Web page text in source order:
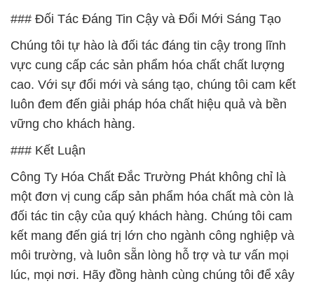
### Đối Tác Đáng Tin Cậy và Đổi Mới Sáng Tạo
Chúng tôi tự hào là đối tác đáng tin cậy trong lĩnh
vực cung cấp các sản phẩm hóa chất chất lượng
cao. Với sự đổi mới và sáng tạo, chúng tôi cam kết
luôn đem đến giải pháp hóa chất hiệu quả và bền
vững cho khách hàng.
### Kết Luận
Công Ty Hóa Chất Đắc Trường Phát không chỉ là
một đơn vị cung cấp sản phẩm hóa chất mà còn là
đối tác tin cậy của quý khách hàng. Chúng tôi cam
kết mang đến giá trị lớn cho ngành công nghiệp và
môi trường, và luôn sẵn lòng hỗ trợ và tư vấn mọi
lúc, mọi nơi. Hãy đồng hành cùng chúng tôi để xây